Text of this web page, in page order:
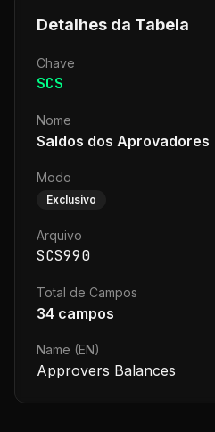
Detalhes da Tabela
Chave
SCS
Nome
Saldos dos Aprovadores
Modo
Exclusivo
Arquivo
SCS990
Total de Campos
34 campos
Name (EN)
Approvers Balances